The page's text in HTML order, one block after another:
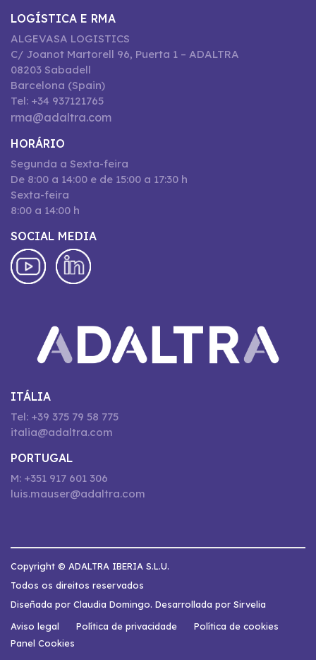
LOGÍSTICA E RMA
ALGEVASA LOGISTICS
C/ Joanot Martorell 96, Puerta 1 – ADALTRA
08203 Sabadell
Barcelona (Spain)
Tel: +34 937121765
rma@adaltra.com
HORÁRIO
Segunda a Sexta-feira
De 8:00 a 14:00 e de 15:00 a 17:30 h
Sexta-feira
8:00 a 14:00 h
SOCIAL MEDIA
ITÁLIA
Tel: +39 375 79 58 775
italia@adaltra.com
PORTUGAL
M: +351 917 601 306
luis.mauser@adaltra.com
Copyright © ADALTRA IBERIA S.L.U.
Todos os direitos reservados
Diseñada por Claudia Domingo. Desarrollada por Sirvelia
Aviso legal
Política de privacidade
Política de cookies
Panel Cookies